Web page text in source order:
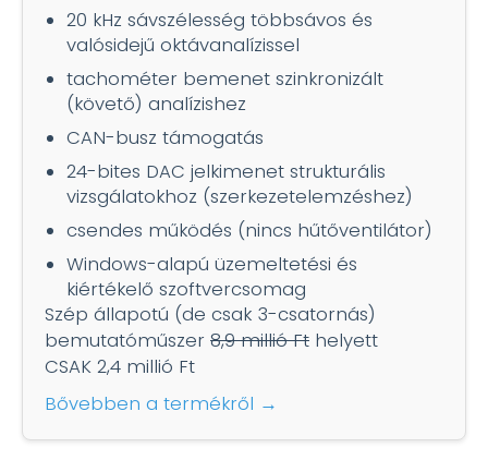
20 kHz sávszélesség többsávos és
valósidejű oktávanalízissel
tachométer bemenet szinkronizált
(követő) analízishez
CAN-busz támogatás
24-bites DAC jelkimenet strukturális
vizsgálatokhoz (szerkezetelemzéshez)
csendes működés (nincs hűtőventilátor)
Windows-alapú üzemeltetési és
kiértékelő szoftvercsomag
Szép állapotú (de csak 3-csatornás)
bemutatóműszer 8,9 millió Ft helyett
CSAK 2,4 millió Ft
Bővebben a termékről →